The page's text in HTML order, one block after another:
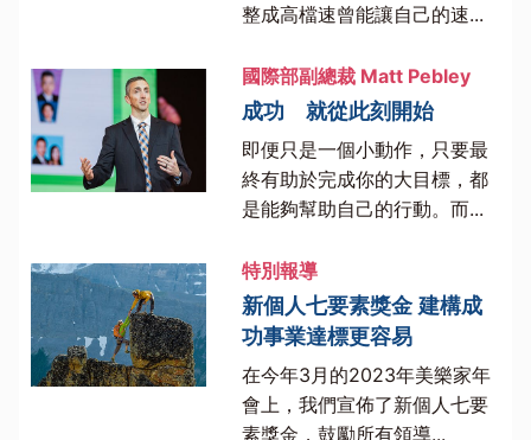
整成高檔速曾能讓自己的速...
國際部副總裁 Matt Pebley
成功 就從此刻開始
即便只是一個小動作，只要最
終有助於完成你的大目標，都
是能夠幫助自己的行動。而...
特別報導
新個人七要素獎金 建構成
功事業達標更容易
在今年3月的2023年美樂家年
會上，我們宣佈了新個人七要
素獎金，鼓勵所有領導...